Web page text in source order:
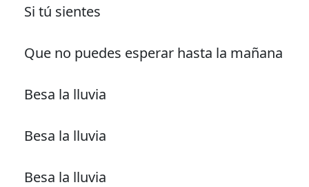
Si tú sientes
Que no puedes esperar hasta la mañana
Besa la lluvia
Besa la lluvia
Besa la lluvia